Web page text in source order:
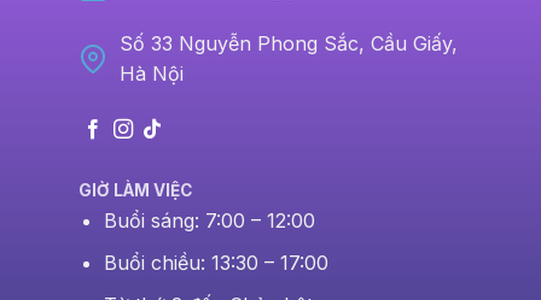
Số 33 Nguyễn Phong Sắc, Cầu Giấy,
Hà Nội
GIỜ LÀM VIỆC
Buổi sáng: 7:00 – 12:00
Buổi chiều: 13:30 – 17:00